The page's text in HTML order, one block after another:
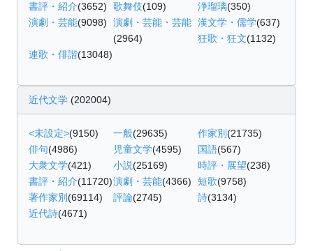
書評・紹介(3652) 歌舞伎(109) 浄瑠璃(350)
演劇・芸能(9098)
演劇・芸能・芸能
(2964)
漢文学・儒学(637)
狂歌・狂文(1132)
連歌・俳諧(13048)
近代文学 (202004)
<未設定>(9150) 一般(29635) 作家別(21735)
俳句(4986) 児童文学(4595) 国語(567)
大衆文学(421) 小説(25169) 時評・展望(238)
書評・紹介(11720)演劇・芸能(4366) 短歌(9758)
著作家別(69114) 評論(2745) 詩(3134)
近代詩(4671)